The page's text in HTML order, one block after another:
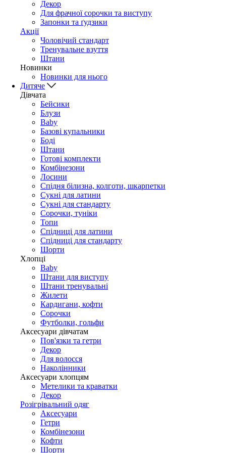
Декор
Для фрачної сорочки та виступу
Запонки та ґудзики
Акції
Чоловічий стандарт
Тренувальне взуття
Штани
Новинки
Новинки для нього
Дитяче
Дівчата
Бейсики
Блузи
Baby
Базові купальники
Боді
Штани
Готові комплекти
Комбінезони
Лосини
Спідня білизна, колготи, шкарпетки
Сукні для латини
Сукні для стандарту
Сорочки, туніки
Топи
Спідниці для латини
Спідниці для стандарту
Шорти
Хлопці
Baby
Штани для виступу
Штани тренувальні
Жилети
Кардигани, кофти
Сорочки
Футболки, гольфи
Аксесуари дівчатам
Пов'язки та гетри
Декор
Для волосся
Наколінники
Аксесуари хлопцям
Метелики та краватки
Декор
Розігрівальний одяг
Аксесуари
Гетри
Комбінезони
Кофти
Шорти